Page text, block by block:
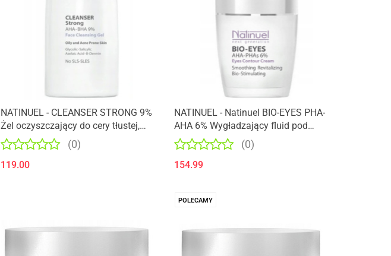
NATINUEL - CLEANSER STRONG 9%
Żel oczyszczający do cery tłustej,
mieszanej, zanieczyszczonej i
trądzikowej 150 ml
(0)
119.00
NATINUEL - Natinuel BIO-EYES PHA-
AHA 6% Wygładzający fluid pod
oczy, biostymuluje i regeneruje 30ml
(0)
154.99
POLECAMY